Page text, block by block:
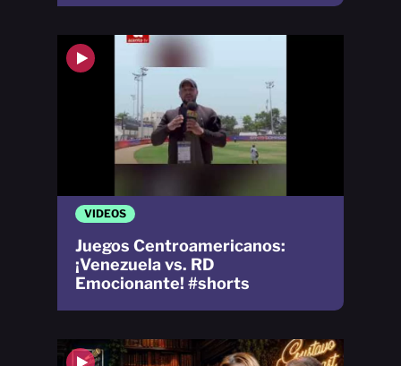
VIDEOS
Juegos Centroamericanos:
¡Venezuela vs. RD
Emocionante! #shorts